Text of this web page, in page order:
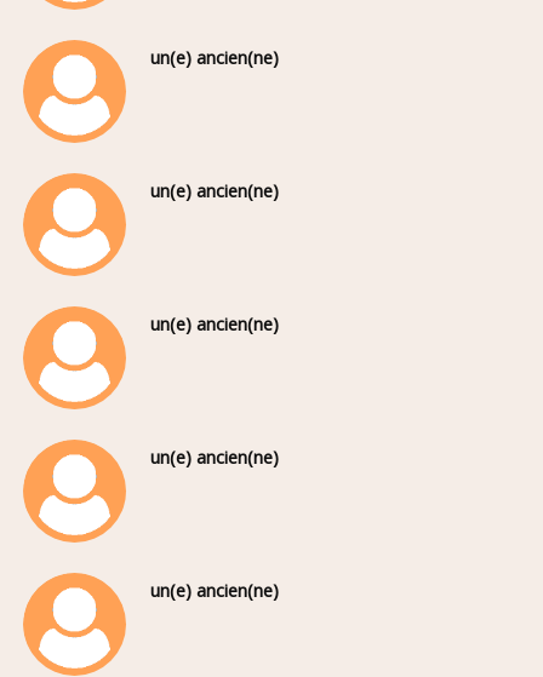
un(e) ancien(ne)
un(e) ancien(ne)
un(e) ancien(ne)
un(e) ancien(ne)
un(e) ancien(ne)